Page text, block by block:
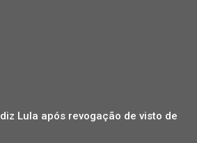
Lula após revogação de visto de